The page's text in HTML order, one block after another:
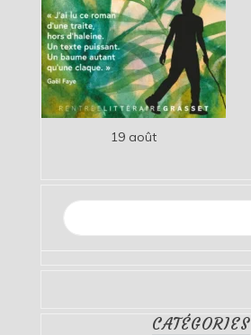
19 août
CATÉGORIES